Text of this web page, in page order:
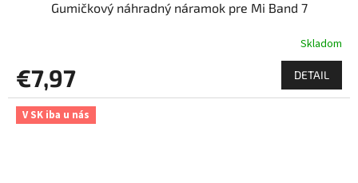
Gumičkový náhradný náramok pre Mi Band 7
Skladom
€7,97 DETAIL
V SK iba u nás